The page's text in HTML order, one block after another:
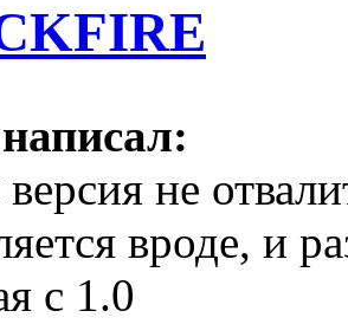
версия не
вроде, и
с 1.0